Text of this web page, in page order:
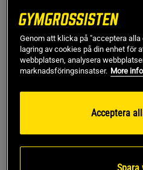
20 x S-Märke Proteinbar
35 g
+ 1 variant
sme_s_m_rke
Köp
Genom att klicka på "acceptera
lagring av cookies på din enhet för
webbplatsen, analysera
marknadsföringsinsatser. More
Acceptera
Spara